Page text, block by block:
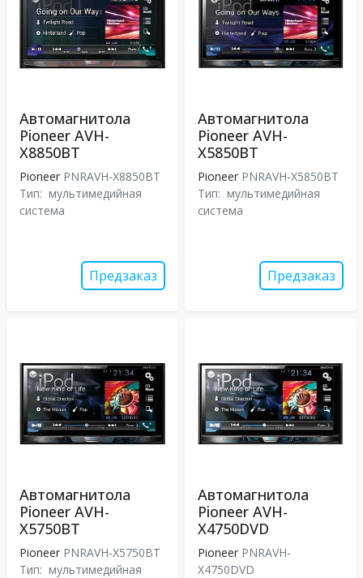
Автомагнитола
Pioneer AVH-
X8850BT
Pioneer PNRAVH-X8850BT
Тип: мультимедийная
система
Предзаказ
Автомагнитола
Pioneer AVH-
X5850BT
Pioneer PNRAVH-X5850BT
Тип: мультимедийная
система
Предзаказ
Автомагнитола
Pioneer AVH-
X5750BT
Pioneer PNRAVH-X5750BT
Тип: мультимедийная
Автомагнитола
Pioneer AVH-
X4750DVD
Pioneer PNRAVH-
X4750DVD